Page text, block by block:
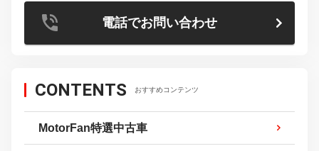
電話でお問い合わせ
CONTENTS おすすめコンテンツ
MotorFan特選中古車